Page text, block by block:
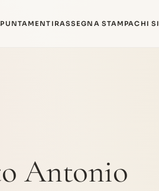
RASSEGNA STAMPACHI
Antonio